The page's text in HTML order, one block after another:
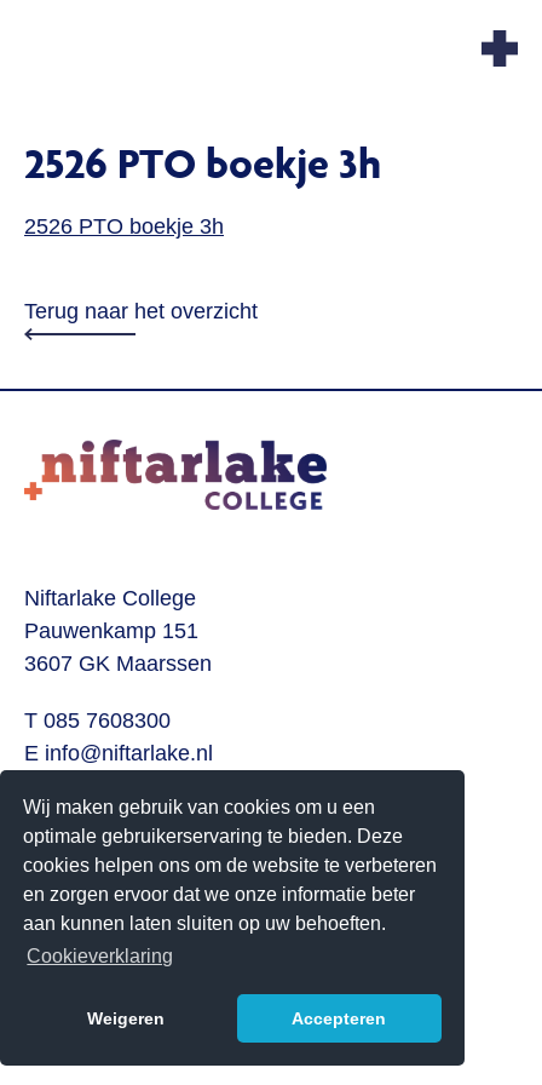
Wij maken gebruik van cookies om u een
optimale gebruikerservaring te bieden. Deze
cookies helpen ons om de website te verbeteren
en zorgen ervoor dat we onze informatie beter
aan kunnen laten sluiten op uw behoeften.
Cookieverklaring
Weigeren Accepteren
2526 PTO boekje 3h
2526 PTO boekje 3h
Terug naar het overzicht
Niftarlake College
Pauwenkamp 151
3607 GK Maarssen
T 085 7608300
E info@niftarlake.nl
Volg ons ook op:
Twitter
Youtube